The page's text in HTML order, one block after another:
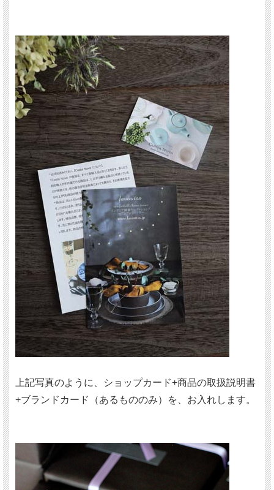
上記写真のように、ショップカード+商品の取扱説明書
+ブランドカード（あるもののみ）を、お入れします。